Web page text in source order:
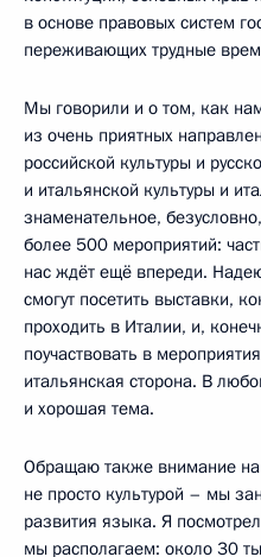
в основе правовых систем
переживающих трудные
Мы говорили и о том, как
из очень приятных
российской культуры и
и итальянской культуры и
знаменательное,
более 500 мероприятий:
нас ждёт ещё впереди.
смогут посетить выставки,
проходить в Италии, и,
поучаствовать в
итальянская сторона. В
и хорошая тема.
Обращаю также внимание
не просто культурой – мы
развития языка. Я
мы располагаем: около 30